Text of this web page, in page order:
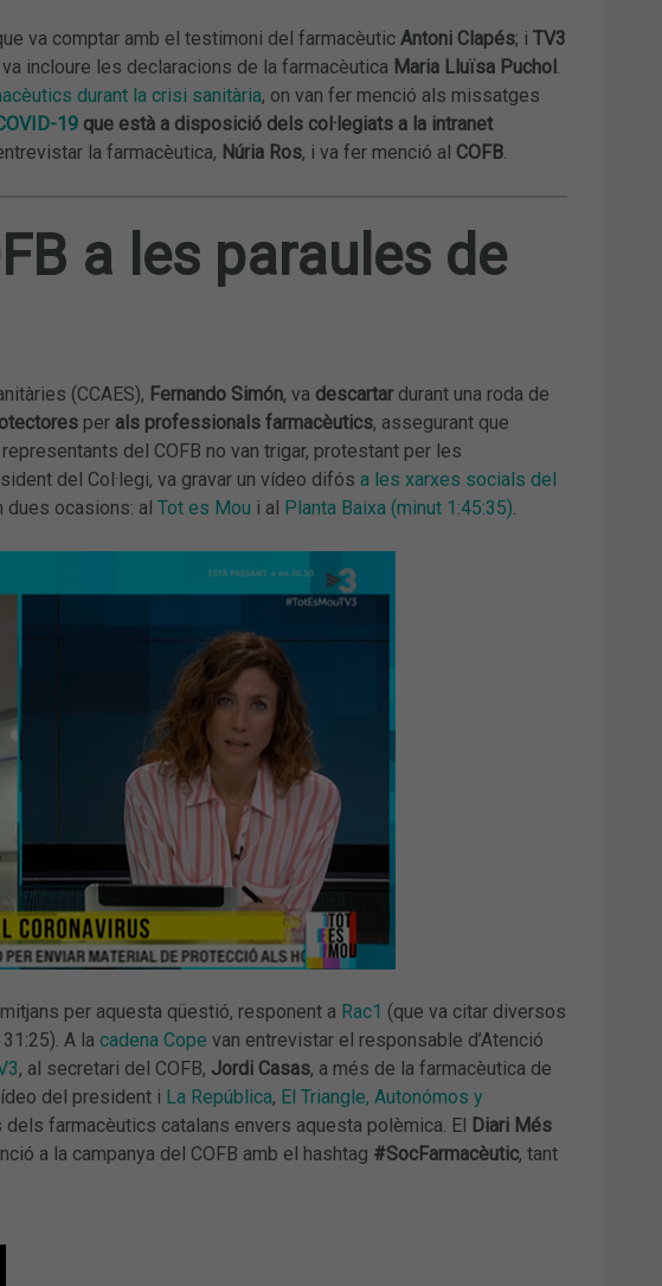
va comptar amb el testimoni del farmacèutic Antoni Clapés; i TV3
va incloure les declaracions de la farmacèutica Maria Lluïsa Puchol.
durant la crisi sanitària, on van fer menció als missatges
19que està a disposició dels col·legiats a la intranet
la farmacèutica, Núria Ros, i va fer menció al COFB.
a les paraules de
(CCAES), Fernando Simón, va descartardurant una roda de
per als professionals farmacèutics, assegurant que
del COFB no van trigar, protestant per les
del Col·legi, va gravar un vídeo difós a les xarxes socials del
dues ocasions: al Tot es Mou i al Planta Baixa (minut 1:45:35).
per aquesta qüestió, responent a Rac1 (que va citar diversos
A la cadena Cope van entrevistar el responsable d’Atenció
, al secretari del COFB, Jordi Casas, a més de la farmacèutica de
del president i La República, El Triangle, Autonómos y
farmacèutics catalans envers aquesta polèmica. El Diari Més
a la campanya del COFB amb el hashtag #SocFarmacèutic, tant